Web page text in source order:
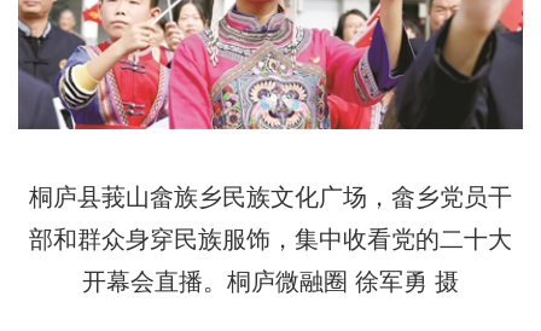
桐庐县莪山畲族乡民族文化广场，畲乡党员干
部和群众身穿民族服饰，集中收看党的二十大
开幕会直播。桐庐微融圈 徐军勇 摄